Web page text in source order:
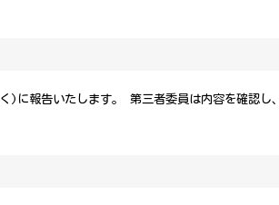
)に報告いたします。 第三者委員は内容を確認し、